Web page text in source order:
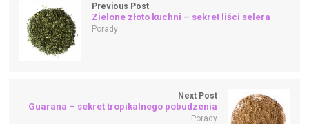
Previous Post
Zielone złoto kuchni – sekret liści selera
Porady
Next Post
Guarana – sekret tropikalnego pobudzenia
Porady